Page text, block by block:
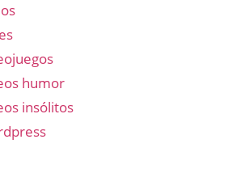
humor
insólitos